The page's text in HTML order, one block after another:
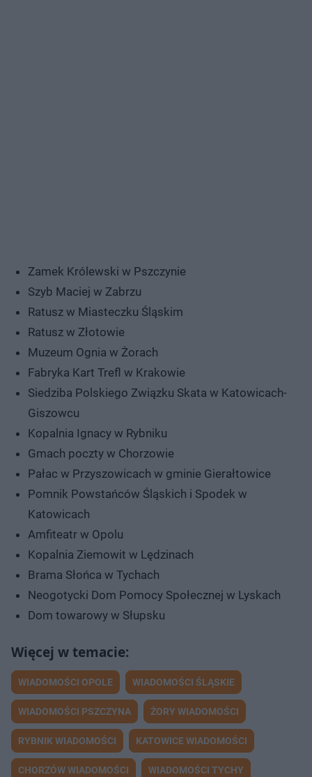
Zamek Królewski w Pszczynie
Szyb Maciej w Zabrzu
Ratusz w Miasteczku Śląskim
Ratusz w Złotowie
Muzeum Ognia w Żorach
Fabryka Kart Trefl w Krakowie
Siedziba Polskiego Związku Skata w Katowicach-
Giszowcu
Kopalnia Ignacy w Rybniku
Gmach poczty w Chorzowie
Pałac w Przyszowicach w gminie Gierałtowice
Pomnik Powstańców Śląskich i Spodek w
Katowicach
Amfiteatr w Opolu
Kopalnia Ziemowit w Lędzinach
Brama Słońca w Tychach
Neogotycki Dom Pomocy Społecznej w Lyskach
Dom towarowy w Słupsku
WIADOMOŚCI OPOLE WIADOMOŚCI ŚLĄSKIE
WIADOMOŚCI PSZCZYNA ŻORY WIADOMOŚCI
RYBNIK WIADOMOŚCI KATOWICE WIADOMOŚCI
CHORZÓW WIADOMOŚCI WIADOMOŚCI TYCHY